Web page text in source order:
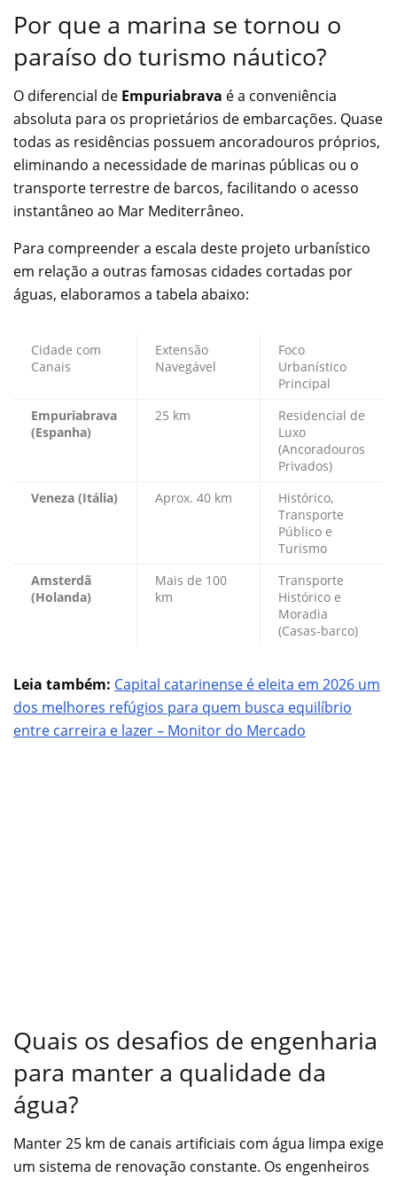
Por que a marina se tornou o
paraíso do turismo náutico?
O diferencial de Empuriabrava é a conveniência
absoluta para os proprietários de embarcações. Quase
todas as residências possuem ancoradouros próprios,
eliminando a necessidade de marinas públicas ou o
transporte terrestre de barcos, facilitando o acesso
instantâneo ao Mar Mediterrâneo.
Para compreender a escala deste projeto urbanístico
em relação a outras famosas cidades cortadas por
águas, elaboramos a tabela abaixo:
Cidade com
Canais
Extensão
Navegável
Foco
Urbanístico
Principal
Empuriabrava
(Espanha)
25 km
Residencial de
Luxo
(Ancoradouros
Privados)
Veneza (Itália)
Aprox. 40 km
Histórico,
Transporte
Público e
Turismo
Amsterdã
(Holanda)
Mais de 100
km
Transporte
Histórico e
Moradia
(Casas-barco)
Leia também: Capital catarinense é eleita em 2026 um
dos melhores refúgios para quem busca equilíbrio
entre carreira e lazer – Monitor do Mercado
Quais os desafios de engenharia
para manter a qualidade da
água?
Manter 25 km de canais artificiais com água limpa exige
um sistema de renovação constante. Os engenheiros